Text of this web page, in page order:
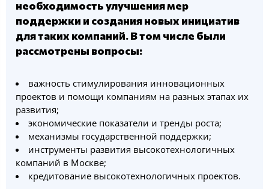
необходимость улучшения мер
поддержки и создания новых инициатив
для таких компаний. В том числе были
рассмотрены вопросы:
важность стимулирования инновационных
проектов и помощи компаниям на разных этапах их
развития;
экономические показатели и тренды роста;
механизмы государственной поддержки;
инструменты развития высокотехнологичных
компаний в Москве;
кредитование высокотехнологичных проектов.